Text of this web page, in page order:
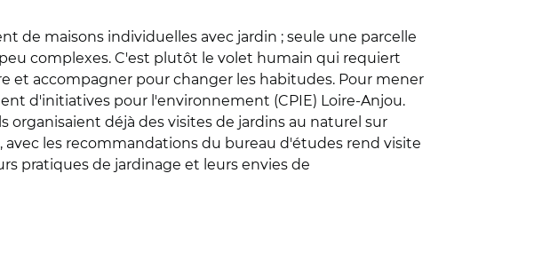
de maisons individuelles avec jardin ; seule une parcelle
complexes. C'est plutôt le volet humain qui requiert
et accompagner pour changer les habitudes. Pour mener
d'initiatives pour l'environnement (CPIE) Loire-Anjou.
organisaient déjà des visites de jardins au naturel sur
avec les recommandations du bureau d'études rend visite
pratiques de jardinage et leurs envies de